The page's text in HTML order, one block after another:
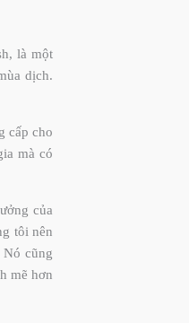
là một
dịch.
cấp cho
mà có
của
tôi nên
cũng
mẽ hơn